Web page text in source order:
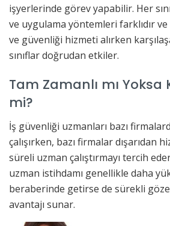
işyerlerinde görev yapabilir. Her
ve uygulama yöntemleri farklıdır ve
ve güvenliği hizmeti alırken
sınıflar doğrudan etkiler.
Tam Zamanlı mı Yoksa
mi?
İş güvenliği uzmanları bazı
çalışırken, bazı firmalar dışarıdan
süreli uzman çalıştırmayı tercih
uzman istihdamı genellikle daha
beraberinde getirse de sürekli
avantajı sunar.